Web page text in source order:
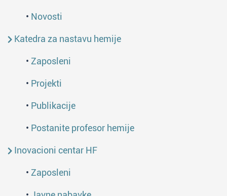
• Novosti
Katedra za nastavu hemije
• Zaposleni
• Projekti
• Publikacije
• Postanite profesor hemije
Inovacioni centar HF
• Zaposleni